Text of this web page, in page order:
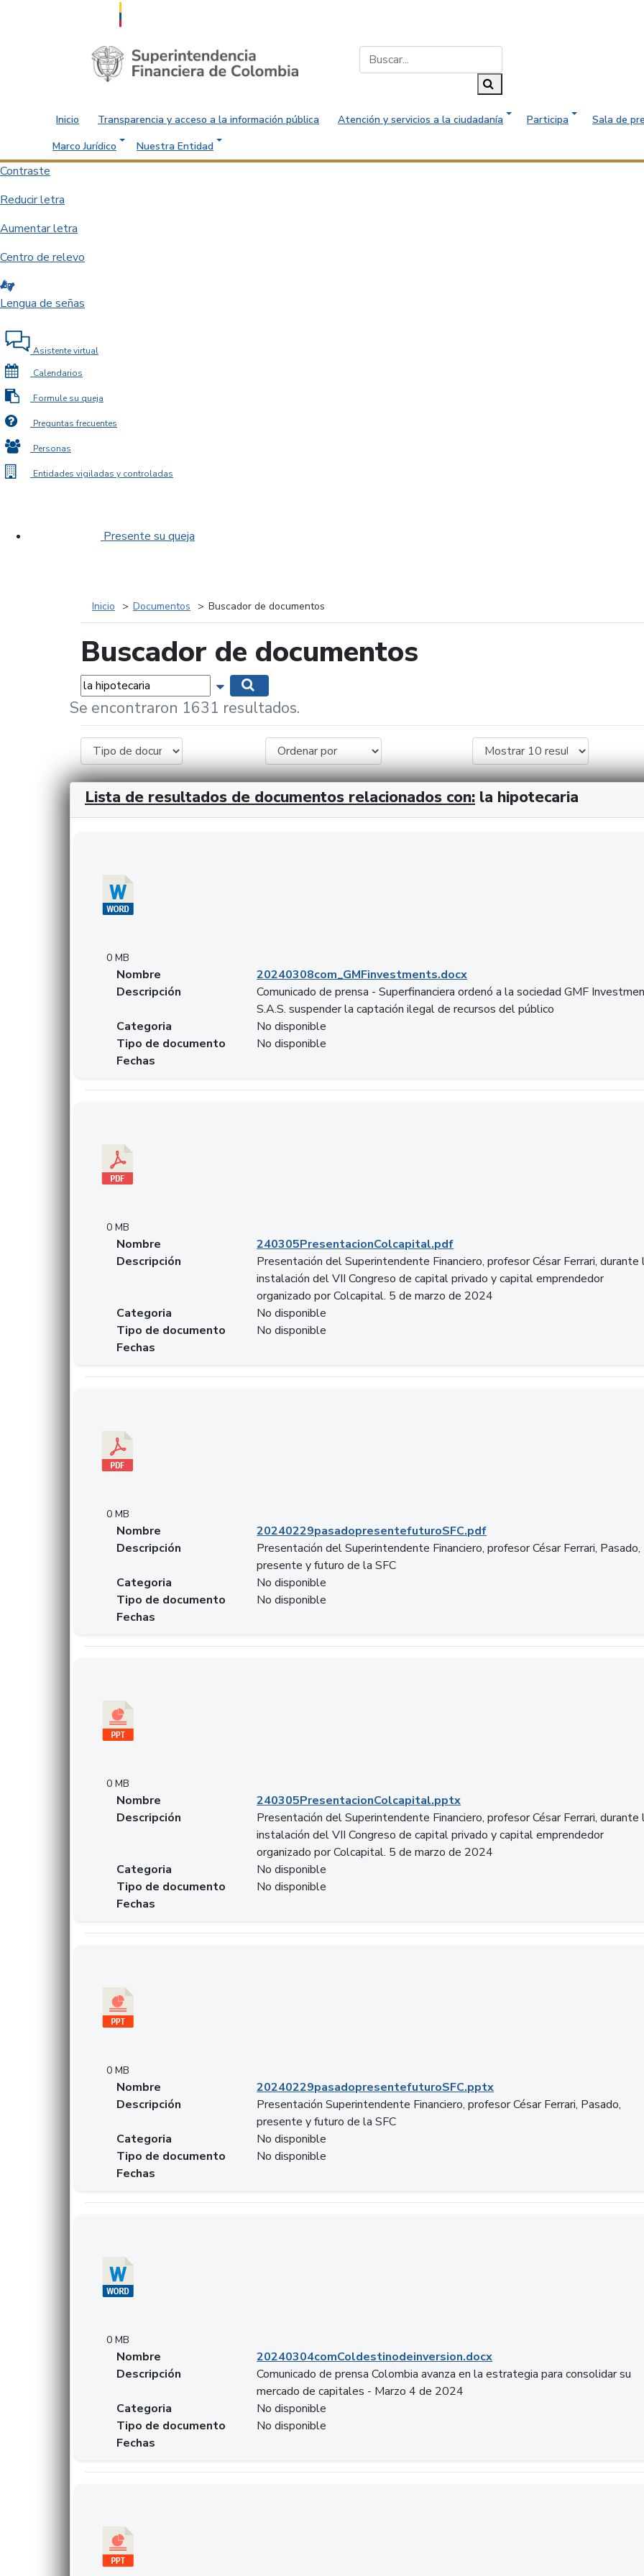
Saltar al contenido principal
Inicio Transparencia y acceso a la información pública Atención y servicios a la ciudadanía Participa
Sala de
Marco Jurídico
Nuestra Entidad
Contraste
Reducir letra
Aumentar letra
Centro de relevo
Lengua de señas
Asistente virtual
Calendarios
Formule su queja
Preguntas frecuentes
Personas
Entidades vigiladas y controladas
Presente su queja
Inicio Documentos Buscador de documentos
Buscador de documentos
Palabras... Mostrar opciones de búsqueda
Se encontraron 1631 resultados.
Lista de resultados de documentos relacionados con: la hipotecaria
0 MB
Nombre
20240308com_GMFinvestments.docx
Descripción
Comunicado de prensa - Superfinanciera ordenó a la sociedad GMF
S.A.S. suspender la captación ilegal de recursos del público
Categoria
No disponible
Tipo de documento
No disponible
Fechas
0 MB
Nombre
240305PresentacionColcapital.pdf
Descripción
Presentación del Superintendente Financiero, profesor César Ferrari, durante
instalación del VII Congreso de capital privado y capital emprendedor
organizado por Colcapital. 5 de marzo de 2024
Categoria
No disponible
Tipo de documento
No disponible
Fechas
0 MB
Nombre
20240229pasadopresentefuturoSFC.pdf
Descripción
Presentación del Superintendente Financiero, profesor César Ferrari, Pasado,
presente y futuro de la SFC
Categoria
No disponible
Tipo de documento
No disponible
Fechas
0 MB
Nombre
240305PresentacionColcapital.pptx
Descripción
Presentación del Superintendente Financiero, profesor César Ferrari, durante
instalación del VII Congreso de capital privado y capital emprendedor
organizado por Colcapital. 5 de marzo de 2024
Categoria
No disponible
Tipo de documento
No disponible
Fechas
0 MB
Nombre
20240229pasadopresentefuturoSFC.pptx
Descripción
Presentación Superintendente Financiero, profesor César Ferrari, Pasado,
presente y futuro de la SFC
Categoria
No disponible
Tipo de documento
No disponible
Fechas
0 MB
Nombre
20240304comColdestinodeinversion.docx
Descripción
Comunicado de prensa Colombia avanza en la estrategia para consolidar su
mercado de capitales - Marzo 4 de 2024
Categoria
No disponible
Tipo de documento
No disponible
Fechas